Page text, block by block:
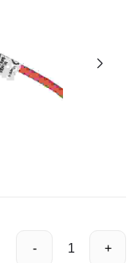
- +